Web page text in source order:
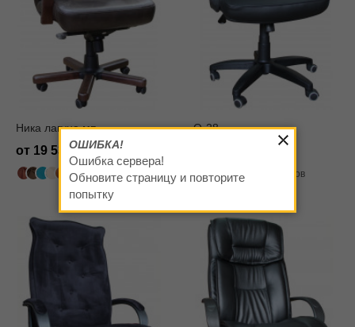
Ника лагуна мп
от 19 530
502 цвета
Q-28
319 цветов
ОШИБКА!
Ошибка сервера!
Обновите страницу и повторите
попытку